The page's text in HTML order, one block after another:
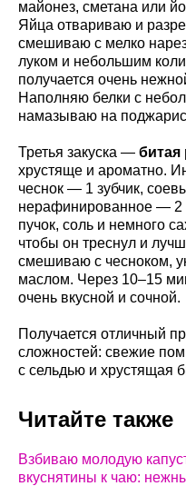
майонез, сметана или
Яйца отвариваю и
смешиваю с мелко
луком и небольшим
получается очень
Наполняю белки с
намазываю на
Третья закуска — битая
хрустяще и ароматно.
чеснок — 1 зубчик,
нерафинированное — 2
пучок, соль и немного
чтобы он треснул и
смешиваю с чесноком,
маслом. Через 10–15
очень вкусной и сочной.
Получается отличный
сложностей: свежие
с сельдью и хрустящая
Читайте также
Взбиваю молодую
вкуснятины к чаю: